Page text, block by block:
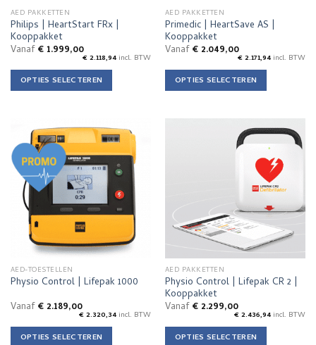
productpagina
AED PAKKETTEN
Philips | HeartStart FRx |
Kooppakket
Vanaf€1.999,00€2.118,94 incl. BTW
OPTIES SELECTEREN
heeft
meerdere
variaties.
Deze
optie
kan
gekozen
worden
productpagina
AED PAKKETTEN
Primedic | HeartSave AS |
Kooppakket
Vanaf€2.049,00€2.171,94 incl. BTW
OPTIES SELECTEREN
gekozen
worden
de
productpagina
AED-TOESTELLEN
Physio Control | Lifepak 1000
Vanaf€2.189,00€2.320,34 incl. BTW
OPTIES SELECTEREN
AED PAKKETTEN
Physio Control | Lifepak CR 2 |
Kooppakket
Vanaf€2.299,00
€2.436,94 incl. BTW
OPTIES SELECTEREN